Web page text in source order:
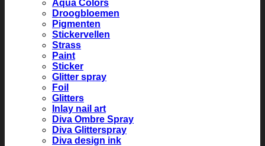
Aqua Colors
Droogbloemen
Pigmenten
Stickervellen
Strass
Paint
Sticker
Glitter spray
Foil
Glitters
Inlay nail art
Diva Ombre Spray
Diva Glitterspray
Diva design ink